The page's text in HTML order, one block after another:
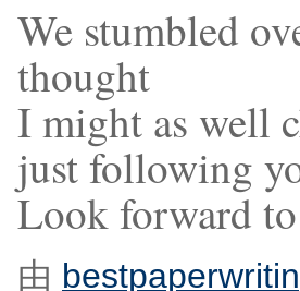
We stumbled
thought
I might as well
just following
Look forward
由